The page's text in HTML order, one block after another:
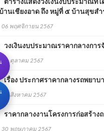
ตารางแสดงวงเงินงบประมาณที่ไ
านเชียงอาด ถึง หมู่ที่ ๕ บ้านสุขส
06 พฤศจิกายน 2567
วงเงินงบประมาณราคากลางกา
22 ตุลาคม 2567
รื่อง ประกาศราคากลางรถพยาบ
21 สิงหาคม 2567
าคากลางงานโครงการก่อสร้าง
30 พฤษภาคม 2567